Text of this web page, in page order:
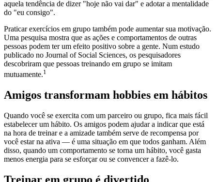
aquela tendência de dizer "hoje não vai dar" e adotar a mentalidade
do "eu consigo".
Praticar exercícios em grupo também pode aumentar sua motivação.
Uma pesquisa mostra que as ações e comportamentos de outras
pessoas podem ter um efeito positivo sobre a gente. Num estudo
publicado no Journal of Social Sciences, os pesquisadores
descobriram que pessoas treinando em grupo se imitam
mutuamente.1
Amigos transformam hobbies em hábitos
Quando você se exercita com um parceiro ou grupo, fica mais fácil
estabelecer um hábito. Os amigos podem ajudar a indicar que está
na hora de treinar e a amizade também serve de recompensa por
você estar na ativa — é uma situação em que todos ganham. Além
disso, quando um comportamento se torna um hábito, você gasta
menos energia para se esforçar ou se convencer a fazê-lo.